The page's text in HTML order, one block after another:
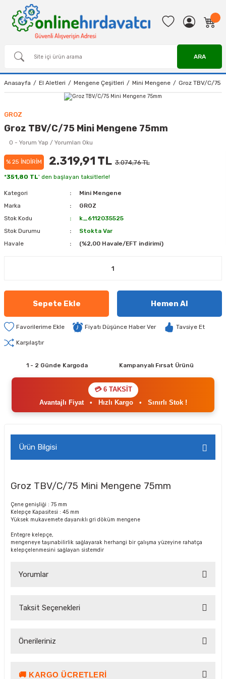
ARA
Anasayfa El Aletleri Mengene Çeşitleri Mini Mengene Groz TBV/C/75
GROZ
Groz TBV/C/75 Mini Mengene 75mm
0 - Yorum Yap / Yorumları Oku
% 25 İNDİRİM 2.319,91 TL 3.074,76 TL
*351,80 TL' den başlayan taksitlerle!
Kategori
Mini Mengene
Marka
GROZ
Stok Kodu
k_6112035525
Stok Durumu
Stokta Var
Havale
(%2,00 Havale/EFT indirimi)
Sepete Ekle Hemen Al
Fiyatı Düşünce Haber Ver Tavsiye Et
Karşılaştır
1 - 2 Günde Kargoda Kampanyalı Fırsat Ürünü
💳 6 TAKSİT
Avantajlı Fiyat• Hızlı Kargo• Sınırlı Stok !
Ürün Bilgisi
Groz TBV/C/75 Mini Mengene 75mm
Çene genişliği : 75 mm
Kelepçe Kapasitesi : 45 mm
Yüksek mukavemete dayanıklı gri döküm mengene
Entegre kelepçe,
mengeneye taşınabilirlik sağlayarak herhangi bir çalışma yüzeyine rahatça
kelepçelenmesini sağlayan sistemdir
Yorumlar
Taksit Seçenekleri
Önerileriniz
🚚 KARGO ÜCRETLERI